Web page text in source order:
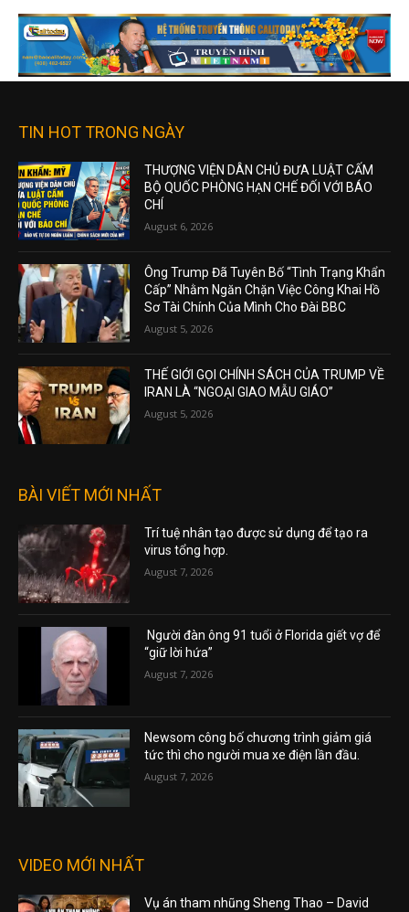
TIN HOT TRONG NGÀY
THƯỢNG VIỆN DÂN CHỦ ĐƯA LUẬT CẤM
BỘ QUỐC PHÒNG HẠN CHẾ ĐỐI VỚI BÁO
CHÍ
August 6, 2026
Ông Trump Đã Tuyên Bố “Tình Trạng Khẩn
Cấp” Nhằm Ngăn Chặn Việc Công Khai Hồ
Sơ Tài Chính Của Mình Cho Đài BBC
August 5, 2026
THẾ GIỚI GỌI CHÍNH SÁCH CỦA TRUMP VỀ
IRAN LÀ “NGOẠI GIAO MẪU GIÁO”
August 5, 2026
BÀI VIẾT MỚI NHẤT
Trí tuệ nhân tạo được sử dụng để tạo ra
virus tổng hợp.
August 7, 2026
Người đàn ông 91 tuổi ở Florida giết vợ để
“giữ lời hứa”
August 7, 2026
Newsom công bố chương trình giảm giá
tức thì cho người mua xe điện lần đầu.
August 7, 2026
VIDEO MỚI NHẤT
Vụ án tham nhũng Sheng Thao – David